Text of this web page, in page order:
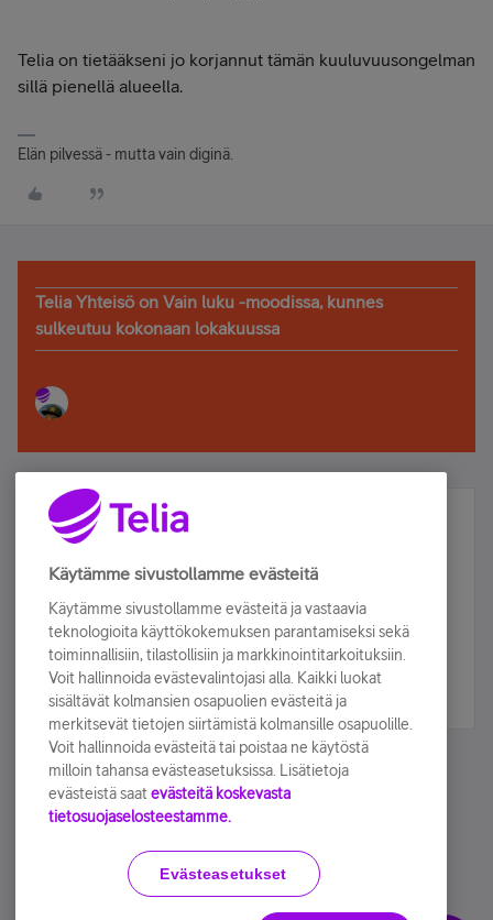
Telia on tietääkseni jo korjannut tämän kuuluvuusongelman
sillä pienellä alueella.
Elän pilvessä - mutta vain diginä.
Telia Yhteisö on Vain luku -moodissa, kunnes
sulkeutuu kokonaan lokakuussa
Älä jää paitsi – osallistu ja voita!
Tilaa Telian uutiskirje ja olet mukana arvonnassa.
sähköpostiisi.
Tilaa nyt
Käyttöehdot Accessibility statement
Käytämme sivustollamme evästeitä
Käytämme sivustollamme evästeitä ja vastaavia
teknologioita käyttökokemuksen parantamiseksi sekä
toiminnallisiin, tilastollisiin ja markkinointitarkoituksiin.
Voit hallinnoida evästevalintojasi alla. Kaikki luokat
sisältävät kolmansien osapuolien evästeitä ja
merkitsevät tietojen siirtämistä kolmansille osapuolille.
Voit hallinnoida evästeitä tai poistaa ne käytöstä
milloin tahansa evästeasetuksissa. Lisätietoja
evästeistä saat evästeitä koskevasta
tietosuojaselosteestamme.
Evästeasetukset